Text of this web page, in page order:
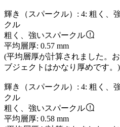
輝き（スパークル）: 4: 粗く、
クル
粗く、強いスパークル
平均層厚: 0.57 mm
(平均層厚が計算されました。
ブジェクトはかなり厚めです。)
輝き（スパークル）: 4: 粗く、
クル
粗く、強いスパークル
平均層厚: 0.58 mm